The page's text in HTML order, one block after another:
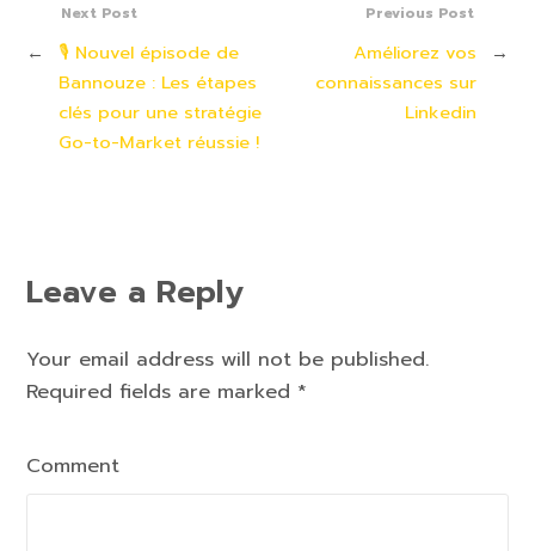
Previous Post
Améliorez vos
connaissances sur
Linkedin
→
Next Post
←
🎙 Nouvel épisode de
Bannouze : Les étapes
clés pour une stratégie
Go-to-Market réussie !
Leave a Reply
Your email address will not be published.
Required fields are marked *
Comment